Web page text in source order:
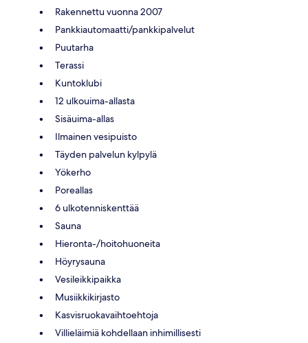
Rakennettu vuonna 2007
Pankkiautomaatti/pankkipalvelut
Puutarha
Terassi
Kuntoklubi
12 ulkouima-allasta
Sisäuima-allas
Ilmainen vesipuisto
Täyden palvelun kylpylä
Yökerho
Poreallas
6 ulkotenniskenttää
Sauna
Hieronta-/hoitohuoneita
Höyrysauna
Vesileikkipaikka
Musiikkikirjasto
Kasvisruokavaihtoehtoja
Villieläimiä kohdellaan inhimillisesti